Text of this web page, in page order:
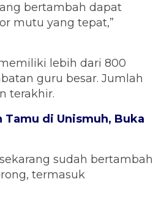
bertambah dapat
mutu yang tepat,”
lebih dari 800
guru besar. Jumlah
terakhir.
di Unismuh, Buka
sudah bertambah
termasuk